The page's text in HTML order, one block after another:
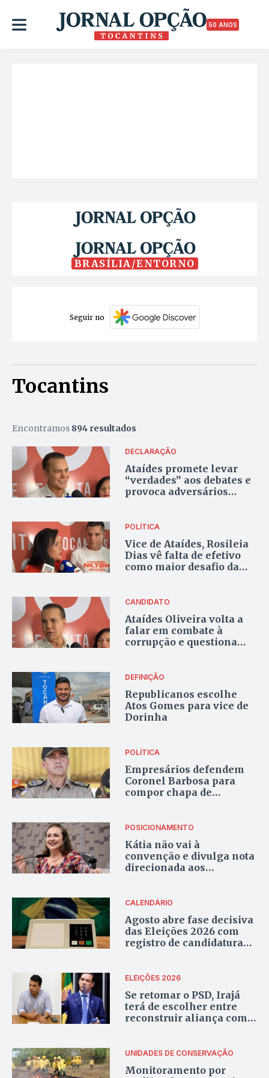
50 ANOS
BRASÍLIA/ENTORNO
Seguir no
Tocantins
Encontramos 894 resultados
DECLARAÇÃO
Ataídes promete levar
“verdades” aos debates e
provoca adversários
POLÍTICA
Vice de Ataídes, Rosileia
Dias vê falta de efetivo
como maior desafio da
CANDIDATO
Ataídes Oliveira volta a
falar em combate à
corrupção e questiona
DEFINIÇÃO
Republicanos escolhe
Atos Gomes para vice de
Dorinha
POLÍTICA
Empresários defendem
Coronel Barbosa para
compor chapa de
POSICIONAMENTO
Kátia não vai à
convenção e divulga nota
direcionada aos
CALENDÁRIO
Agosto abre fase decisiva
das Eleições 2026 com
registro de candidaturas
ELEIÇÕES 2026
Se retomar o PSD, Irajá
terá de escolher entre
reconstruir aliança com o
UNIDADES DE CONSERVAÇÃO
Monitoramento por